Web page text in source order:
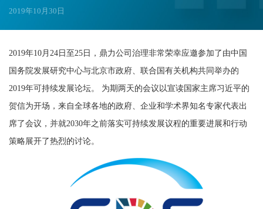
2019年10月30日
2019年10月24日至25日，鼎力公司治理非常荣幸应邀参加了由中国
国务院发展研究中心与北京市政府、联合国有关机构共同举办的
2019年可持续发展论坛。 为期两天的会议以宣读国家主席习近平的
贺信为开场，来自全球各地的政府、企业和学术界知名专家代表出
席了会议，并就2030年之前落实可持续发展议程的重要进展和行动
策略展开了热烈的讨论。